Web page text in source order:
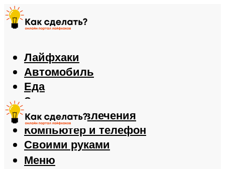
Лайфхаки
Автомобиль
Еда
Здоровье
Игры и развлечения
Компьютер и телефон
Своими руками
Меню